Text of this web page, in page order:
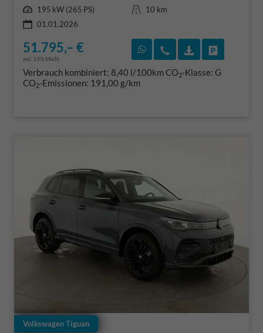
Leistung 195 kW (265 PS) Kilometerstand
10 km
01.01.2026
51.795,– €
incl. 19% MwSt.
Rückruf vereinbaren
Wir rufen Sie an
Verbrauch kombiniert: 8,40 l/100kmCO2-Klasse: G
CO2-Emissionen: 191,00 g/km
Volkswagen Tiguan